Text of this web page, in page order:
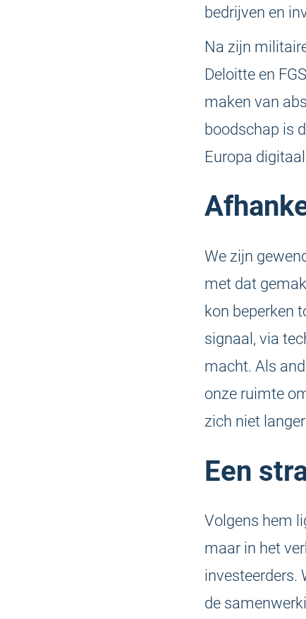
bedrijven en
Na zijn
Deloitte en
maken van
boodschap is
Europa
We zijn
met dat
kon beperken
signaal, via
macht. Als
onze ruimte
zich niet
Een
Volgens hem
maar in het
investeerders.
de